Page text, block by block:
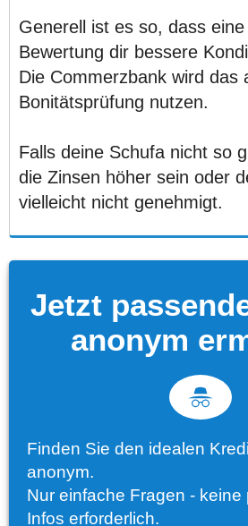
Generell ist es so, dass
Bewertung dir bessere
Die Commerzbank wird das
Bonitätsprüfung nutzen.
Falls deine Schufa nicht so
die Zinsen höher sein oder
vielleicht nicht genehmigt.
Jetzt
anonym
Finden Sie den idealen
anonym.
Nur einfache Fragen - keine
Infos erforderlich.